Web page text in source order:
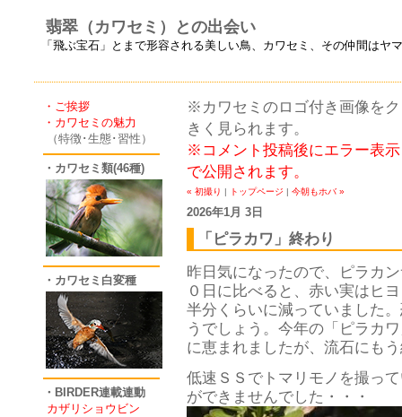
翡翠（カワセミ）との出会い
「飛ぶ宝石」とまで形容される美しい鳥、カワセミ、その仲間は
・ご挨拶
・カワセミの魅力
（特徴･生態･習性）
・カワセミ類(46種)
・カワセミ白変種
・BIRDER連載連動
カザリショウビン
※カワセミのロゴ付き画像を
きく見られます。
※コメント投稿後にエラー表
で公開されます。
« 初撮り | トップページ | 今朝もホバ »
2026年1月 3日
「ピラカワ」終わり
昨日気になったので、ピラカ
０日に比べると、赤い実はヒ
半分くらいに減っていました
うでしょう。今年の「ピラカ
に恵まれましたが、流石にも
低速ＳＳでトマリモノを撮っ
ができませんでした・・・